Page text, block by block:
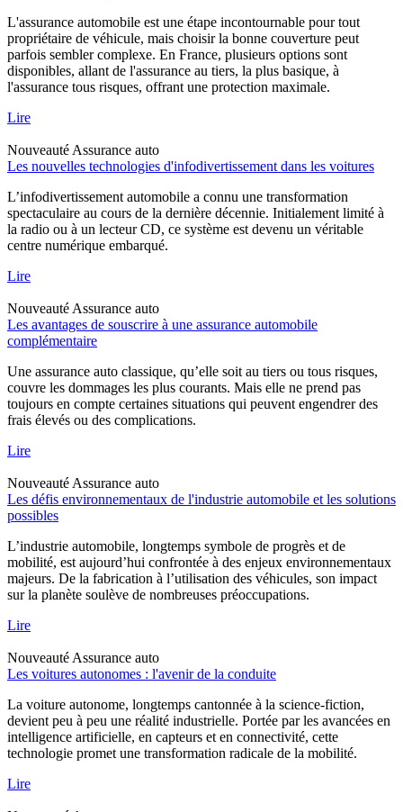
L'assurance automobile est une étape incontournable pour tout
propriétaire de véhicule, mais choisir la bonne couverture peut
parfois sembler complexe. En France, plusieurs options sont
disponibles, allant de l'assurance au tiers, la plus basique, à
l'assurance tous risques, offrant une protection maximale.
Lire
Nouveauté Assurance auto
Les nouvelles technologies d'infodivertissement dans les voitures
L’infodivertissement automobile a connu une transformation
spectaculaire au cours de la dernière décennie. Initialement limité à
la radio ou à un lecteur CD, ce système est devenu un véritable
centre numérique embarqué.
Lire
Nouveauté Assurance auto
Les avantages de souscrire à une assurance automobile
complémentaire
Une assurance auto classique, qu’elle soit au tiers ou tous risques,
couvre les dommages les plus courants. Mais elle ne prend pas
toujours en compte certaines situations qui peuvent engendrer des
frais élevés ou des complications.
Lire
Nouveauté Assurance auto
Les défis environnementaux de l'industrie automobile et les solutions
possibles
L’industrie automobile, longtemps symbole de progrès et de
mobilité, est aujourd’hui confrontée à des enjeux environnementaux
majeurs. De la fabrication à l’utilisation des véhicules, son impact
sur la planète soulève de nombreuses préoccupations.
Lire
Nouveauté Assurance auto
Les voitures autonomes : l'avenir de la conduite
La voiture autonome, longtemps cantonnée à la science-fiction,
devient peu à peu une réalité industrielle. Portée par les avancées en
intelligence artificielle, en capteurs et en connectivité, cette
technologie promet une transformation radicale de la mobilité.
Lire